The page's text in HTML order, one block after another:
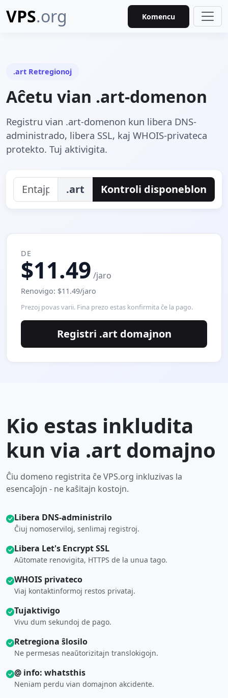
VPS.org Komencu
.art Retregionoj
Aĉetu vian .art-domenon
Registru vian .art-domenon kun libera DNS-
administrado, libera SSL, kaj WHOIS-privateca
protekto. Tuj aktivigita.
.art Kontroli disponeblon
DE
$11.49 /jaro
Renovigo: $11.49/jaro
Prezoj povas varii. Fina prezo estas konfirmita ĉe la pago.
Registri .art domajnon
Kio estas inkludita
kun via .art domajno
Ĉiu domeno registrita ĉe VPS.org inkluzivas la
esencaĵojn - ne kaŝitajn kostojn.
Libera DNS-administrilo
Ĉiuj nomoserviloj, senlimaj registroj.
Libera Let's Encrypt SSL
Aŭtomate renovigita, HTTPS de la unua tago.
WHOIS privateco
Viaj kontaktinformoj restos privataj.
Tujaktivigo
Vivu dum sekundoj de pago.
Retregiona ŝlosilo
Ne permesas neaŭtorizitajn translokigojn.
@ info: whatsthis
Neniam perdu vian domajnon akcidente.